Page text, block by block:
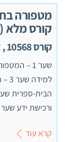
מטפורה
קורס מלא
קורס 10568 , ציון 100
ורכישת ידע שער 5 – מטפורות בטיפול ובייעוץ חינוכי
קרא עוד